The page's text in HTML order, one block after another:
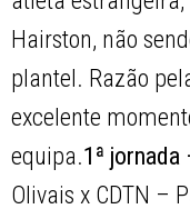
Hairston, não
plantel. Razão
excelente
equipa.1ª
Olivais x CDTN –